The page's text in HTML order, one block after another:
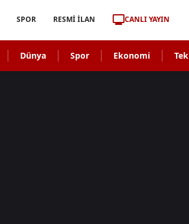
SPOR RESMİ İLAN CANLI YAYIN
Dünya Spor Ekonomi